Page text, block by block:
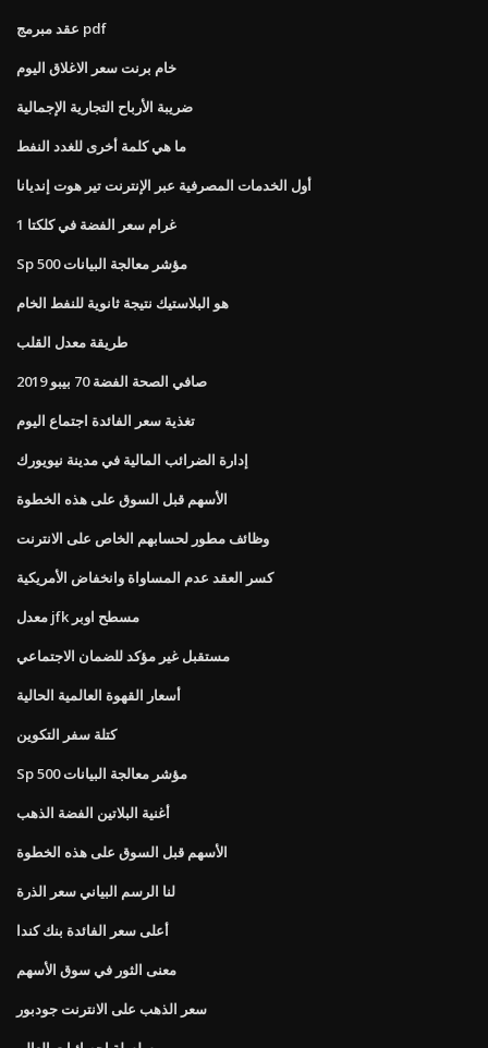
عقد مبرمج pdf
خام برنت سعر الاغلاق اليوم
ضريبة الأرباح التجارية الإجمالية
ما هي كلمة أخرى للغدد النفط
أول الخدمات المصرفية عبر الإنترنت تير هوت إنديانا
1 غرام سعر الفضة في كلكتا
Sp 500 مؤشر معالجة البيانات
هو البلاستيك نتيجة ثانوية للنفط الخام
طريقة معدل القلب
صافي الصحة الفضة 70 بيبو 2019
تغذية سعر الفائدة اجتماع اليوم
إدارة الضرائب المالية في مدينة نيويورك
الأسهم قبل السوق على هذه الخطوة
وظائف مطور لحسابهم الخاص على الانترنت
كسر العقد عدم المساواة وانخفاض الأمريكية
معدل jfk مسطح اوبر
مستقبل غير مؤكد للضمان الاجتماعي
أسعار القهوة العالمية الحالية
كتلة سفر التكوين
Sp 500 مؤشر معالجة البيانات
أغنية البلاتين الفضة الذهب
الأسهم قبل السوق على هذه الخطوة
لنا الرسم البياني سعر الذرة
أعلى سعر الفائدة بنك كندا
معنى الثور في سوق الأسهم
سعر الذهب على الانترنت جودبور